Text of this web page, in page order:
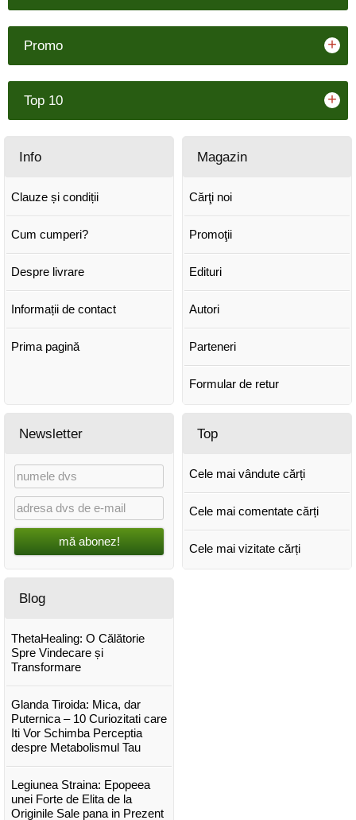
Promo +
Top 10 +
Info
Clauze și condiții
Cum cumperi?
Despre livrare
Informații de contact
Prima pagină
Magazin
Cărţi noi
Promoţii
Edituri
Autori
Parteneri
Formular de retur
Newsletter
mă abonez!
Top
Cele mai vândute cărți
Cele mai comentate cărți
Cele mai vizitate cărți
Blog
ThetaHealing: O Călătorie
Spre Vindecare și
Transformare
Glanda Tiroida: Mica, dar
Puternica – 10 Curiozitati care
Iti Vor Schimba Perceptia
despre Metabolismul Tau
Legiunea Straina: Epopeea
unei Forte de Elita de la
Originile Sale pana in Prezent